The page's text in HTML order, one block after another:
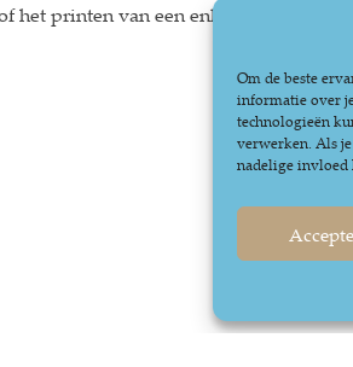
Om de beste
informatie over
technologieën
verwerken. Als
nadelige invloed
printen van een enkele hardcopy